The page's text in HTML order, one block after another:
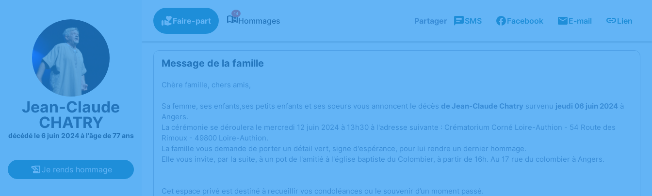
Jean-Claude
CHATRY
décédé le 6 juin 2024 à l'âge de 77 ans
Je rends hommage
Faire-part
14
Hommages Partager SMS Facebook E-mail Lien
Message de la famille
Chère famille, chers amis,
Sa femme, ses enfants,ses petits enfants et ses soeurs vous annoncent le décès de Jean-Claude Chatry survenu jeudi 06 juin 2024 à
Angers.
La cérémonie se déroulera le mercredi 12 juin 2024 à 13h30 à l'adresse suivante : Crématorium Corné Loire-Authion - 54 Route des
Rimoux - 49800 Loire-Authion.
La famille vous demande de porter un détail vert, signe d'espérance, pour lui rendre un dernier hommage.
Elle vous invite, par la suite, à un pot de l'amitié à l'église baptiste du Colombier, à partir de 16h. Au 17 rue du colombier à Angers.
Cet espace privé est destiné à recueillir vos condoléances ou le souvenir d’un moment passé.